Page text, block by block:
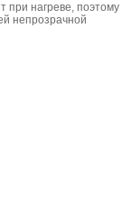
при нагреве, поэтому
непрозрачной